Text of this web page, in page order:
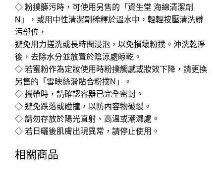
◇ 粉撲髒污時，可使用另售的「資生堂 海綿清潔劑
N」，或用中性清潔劑稀釋於溫水中，輕輕按壓清洗髒
污部位，
避免用力搓洗或長時間浸泡，以免損壞粉撲。沖洗乾淨
後，去除水分並放置於陰涼處晾乾。
◇ 若蜜粉作為定妝使用時粉撲觸感或妝效下降，請更換
另售的「雪映絲滑貼合粉撲N」。
◇ 攜帶時，請確認容器已完全密封。
◇ 避免跌落或碰撞，以防內容物破裂。
◇ 請勿存放於陽光直射、高溫或潮濕處。
◇ 若日曬後肌膚出現異常，請停止使用。
相關商品